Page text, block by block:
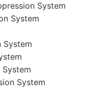
System
System
System
System